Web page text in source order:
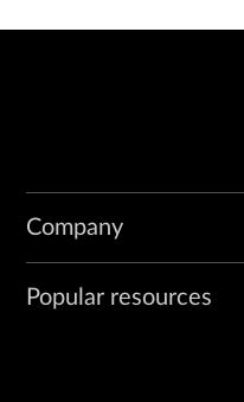
Company
Popular resources